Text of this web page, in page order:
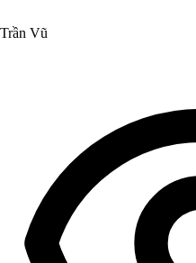
Trần Vũ